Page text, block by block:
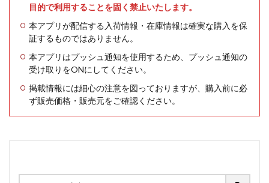
目的で利用することを固く禁止いたします。
本アプリが配信する入荷情報・在庫情報は確実な購入を保
証するものではありません。
本アプリはプッシュ通知を使用するため、プッシュ通知の
受け取りをONにしてください。
掲載情報には細心の注意を図っておりますが、購入前に必
ず販売価格・販売元をご確認ください。